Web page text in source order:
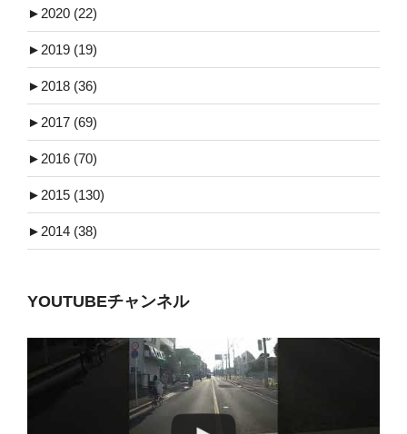
► 2020 (22)
► 2019 (19)
► 2018 (36)
► 2017 (69)
► 2016 (70)
► 2015 (130)
► 2014 (38)
YOUTUBEチャンネル